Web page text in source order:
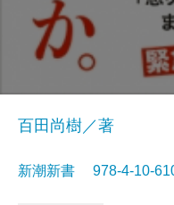
百田尚樹／著
新潮新書 978-4-10-